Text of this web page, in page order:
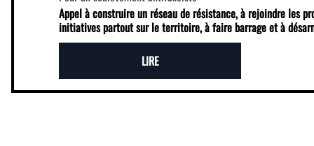
Appel à construire un réseau de résistance, à rejoindre les
initiatives partout sur le territoire, à faire barrage et à
LIRE